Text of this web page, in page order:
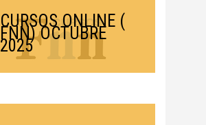
CURSOS ONLINE (
FNN) OCTUBRE
2025